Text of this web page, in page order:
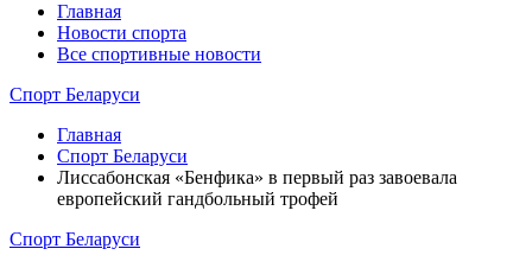
Главная
Новости спорта
Все спортивные новости
Спорт Беларуси
Главная
Спорт Беларуси
Лиссабонская «Бенфика» в первый раз завоевала
европейский гандбольный трофей
Спорт Беларуси